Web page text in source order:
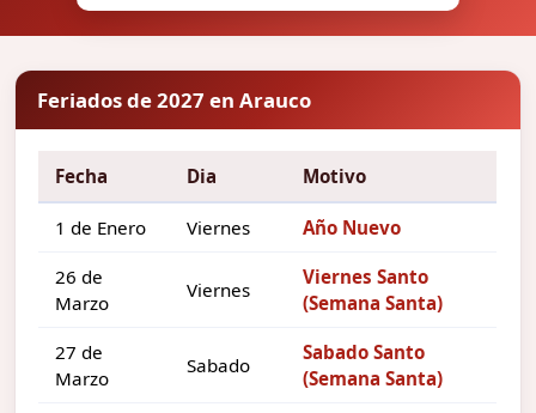
Feriados de 2027 en Arauco
Fecha Dia Motivo
1 de Enero Viernes Año Nuevo
26 de
Marzo
Viernes
Viernes Santo
(Semana Santa)
27 de
Marzo
Sabado
Sabado Santo
(Semana Santa)